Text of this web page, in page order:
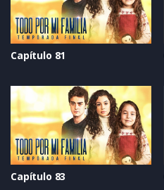
Capítulo 81
Capítulo 83